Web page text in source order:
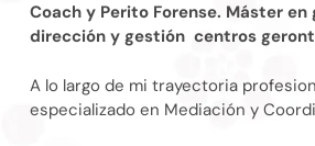
Coach y Perito Forense. Máster
dirección y gestión centros
A lo largo de mi trayectoria
especializado en Mediación y